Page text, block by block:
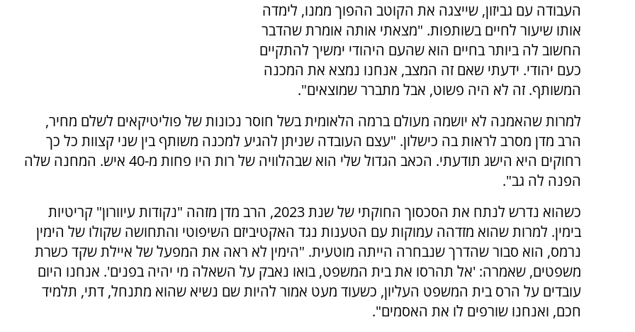
העבודה עם גביזון, שייצגה את הקוטב ההפוך ממנו, לימדה
אותו שיעור לחיים בשותפות. "מצאתי אותה אומרת שהדבר
החשוב לה ביותר בחיים הוא שהעם היהודי ימשיך להתקיים
כעם יהודי. ידעתי שאם זה המצב, אנחנו נמצא את המכנה
המשותף. זה לא היה פשוט, אבל מתברר שמוצאים".
למרות שהאמנה לא יושמה מעולם ברמה הלאומית בשל חוסר נכונות של פוליטיקאים לשלם מחיר,
הרב מדן מסרב לראות בה כישלון. "עצם העובדה שניתן להגיע למכנה משותף בין שני קצוות כל כך
רחוקים היא הישג תודעתי. הכאב הגדול שלי הוא שבהלוויה של רות היו פחות מ-40 איש. המחנה שלה
הפנה לה גב".
כשהוא נדרש לנתח את הסכסוך החוקתי של שנת 2023, הרב מדן מזהה "נקודות עיוורון" קריטיות
בימין. למרות שהוא מזדהה עמוקות עם הטענות נגד האקטיביזם השיפוטי והתחושה שקולו של הימין
נרמס, הוא סבור שהדרך שנבחרה הייתה מוטעית. "הימין לא ראה את המפעל של איילת שקד כשרת
משפטים, שאמרה: 'אל תהרסו את בית המשפט, בואו נאבק על השאלה מי יהיה בפנים'. אנחנו היום
עובדים על הרס בית המשפט העליון, כשעוד מעט אמור להיות שם נשיא שהוא מתנחל, דתי, תלמיד
חכם, ואנחנו שורפים לו את האסמים".